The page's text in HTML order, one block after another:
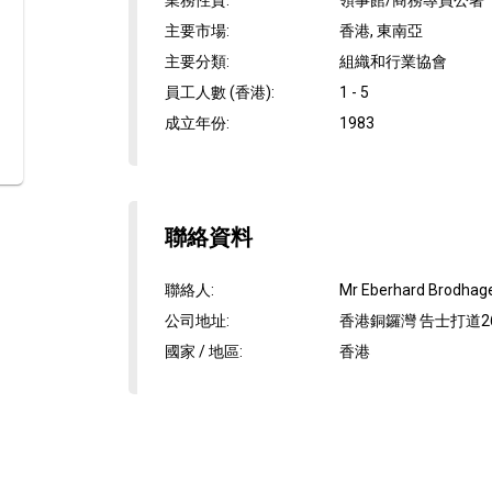
主要市場:
香港, 東南亞
主要分類:
組織和行業協會
員工人數 (香港):
1 - 5
成立年份: 1983
聯絡資料
聯絡人:
Mr Eberhard
公司地址:
香港銅鑼灣 告士打道
國家 / 地區: 香港